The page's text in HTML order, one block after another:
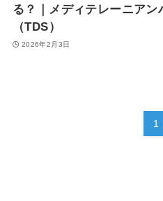
る？｜メディテレーニア
（TDS）
2026年2月3日
1